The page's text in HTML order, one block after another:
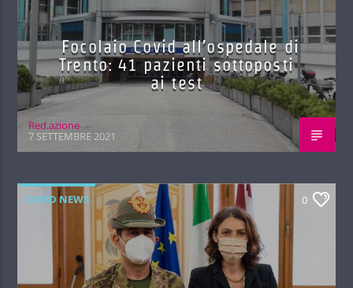
Focolaio Covid all’ospedale di
Trento: 41 pazienti sottoposti
ai test
Red.azione
7 SETTEMBRE 2021
COVID NEWS 0